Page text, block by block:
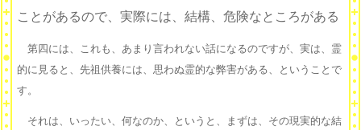
ことがあるので、実際には、結構、危険なところがある
第四には、これも、あまり言われない話になるのですが、実は、霊
的に見ると、先祖供養には、思わぬ霊的な弊害がある、ということで
す。
それは、いったい、何なのか、というと、まずは、その現実的な結